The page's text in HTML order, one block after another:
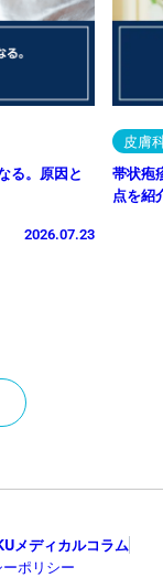
る。原因と
2026.07.23
皮膚
帯状疱
点を紹
メディカルコラム
ポリシー